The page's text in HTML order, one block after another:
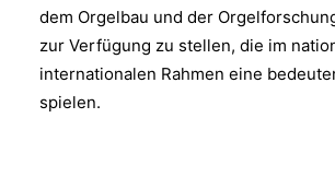
dem Orgelbau und der
zur Verfügung zu stellen, die im
internationalen Rahmen eine
spielen.